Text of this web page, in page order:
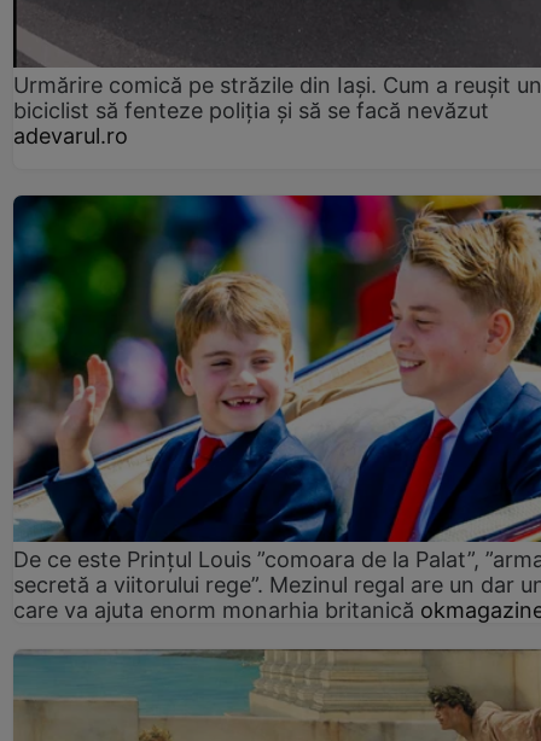
Urmărire comică pe străzile din Iași. Cum a reușit un
biciclist să fenteze poliția și să se facă nevăzut
adevarul.ro
De ce este Prințul Louis ”comoara de la Palat”,
secretă a viitorului rege”. Mezinul regal are un dar
care va ajuta enorm monarhia britanică